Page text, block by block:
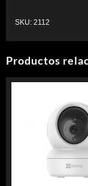
SKU: 2112
Productos